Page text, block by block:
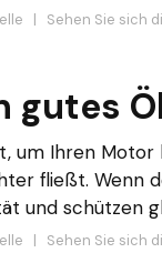
| Sehen Sie sich
gutes
um Ihren
fließt. Wenn
und schützen
| Sehen Sie sich